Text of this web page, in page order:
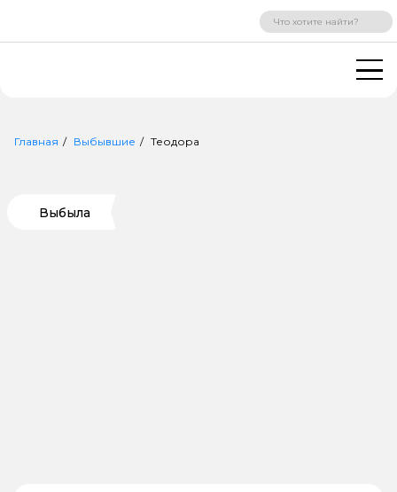
ВХОД РЕГИСТРАЦИЯ
Главная Выбывшие Теодора
Выбыла